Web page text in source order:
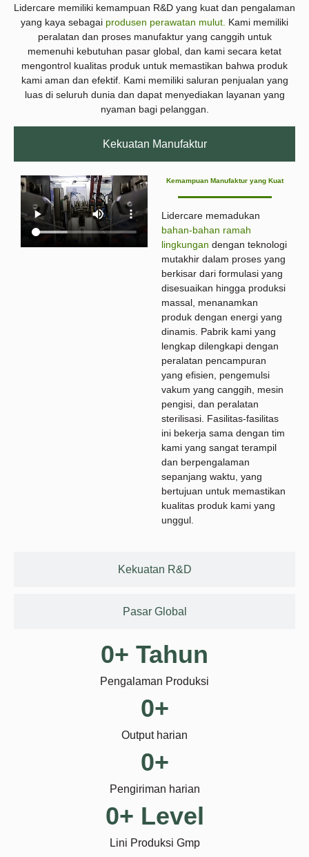
Lidercare memiliki kemampuan R&D yang kuat dan pengalaman
yang kaya sebagai produsen perawatan mulut. Kami memiliki
peralatan dan proses manufaktur yang canggih untuk
memenuhi kebutuhan pasar global, dan kami secara ketat
mengontrol kualitas produk untuk memastikan bahwa produk
kami aman dan efektif. Kami memiliki saluran penjualan yang
luas di seluruh dunia dan dapat menyediakan layanan yang
nyaman bagi pelanggan.
Kekuatan Manufaktur
Kekuatan R&D
Pasar Global
Kemampuan Manufaktur yang Kuat
Lidercare memadukan
bahan-bahan ramah
lingkungan dengan teknologi
mutakhir dalam proses yang
berkisar dari formulasi yang
disesuaikan hingga produksi
massal, menanamkan
produk dengan energi yang
dinamis. Pabrik kami yang
lengkap dilengkapi dengan
peralatan pencampuran
yang efisien, pengemulsi
vakum yang canggih, mesin
pengisi, dan peralatan
sterilisasi. Fasilitas-fasilitas
ini bekerja sama dengan tim
kami yang sangat terampil
dan berpengalaman
sepanjang waktu, yang
bertujuan untuk memastikan
kualitas produk kami yang
unggul.
Pengalaman Produksi
0+ Tahun
Output harian
0+
Pengiriman harian
0+
Lini Produksi Gmp
0+ Level